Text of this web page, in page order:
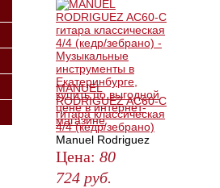
MANUEL
RODRIGUEZ AC60-C
гитара классическая
4/4 (кедр/зебрано)
Manuel Rodriguez
Цена: 80
724 руб.